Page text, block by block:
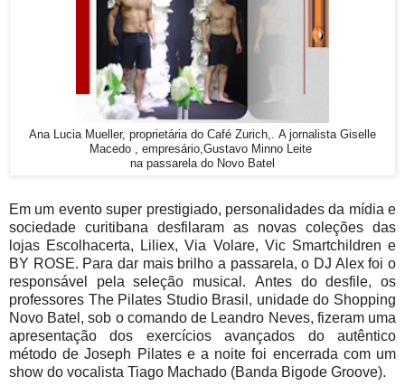
Ana Lucia Mueller, proprietária do Café Zurich,.
A jornalista Giselle
Macedo
, empresário,Gustavo Minno Leite
na passarela do Novo Batel
Em um evento super prestigiado, personalidades da mídia e
sociedade curitibana desfilaram as novas coleções das
lojas Escolhacerta, Liliex, Via Volare, Vic Smartchildren e
BY ROSE. Para dar mais brilho a passarela, o DJ Alex foi o
responsável pela seleção musical. Antes do desfile, os
professores The Pilates Studio Brasil, unidade do Shopping
Novo Batel, sob o comando de Leandro Neves, fizeram uma
apresentação dos exercícios avançados do autêntico
método deJoseph Pilates e a noite foi encerrada com um
show do vocalista Tiago Machado (Banda Bigode Groove).